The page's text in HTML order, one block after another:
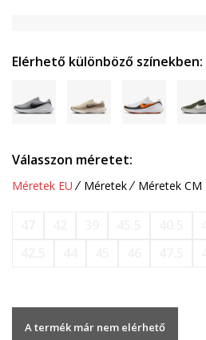
Elérhető különböző színekben:
Válasszon méretet:
Méretek EU Méretek Méretek CM
A termék már nem elérhető